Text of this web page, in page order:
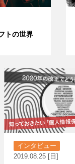
トの世界
インタビュー
2019.08.25 [日]